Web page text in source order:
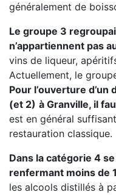
généralement de
Le groupe 3
n’appartiennent pas
vins de liqueur,
Actuellement, le
Pour l’ouverture
(et 2) à Granville, il
est en général
restauration classique.
Dans la catégorie 4
renfermant moins de
les alcools distillés à